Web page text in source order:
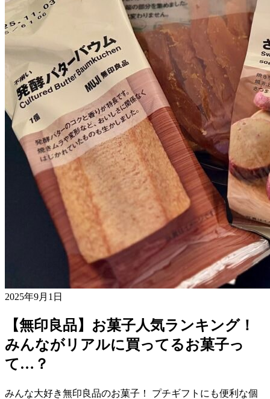
2025年9月1日
【無印良品】お菓子人気ランキング！
みんながリアルに買ってるお菓子っ
て…？
みんな大好き無印良品のお菓子！ プチギフトにも便利な個